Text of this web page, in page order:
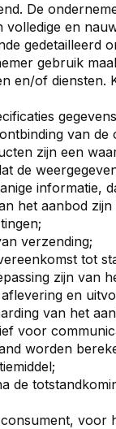
De
volledige en
gedetailleerd
gebruik
en/of diensten.
van de
zijn een
de
informatie,
het aanbod
verzending;
tot
zijn van
en
van het
voor
worden
de
voor